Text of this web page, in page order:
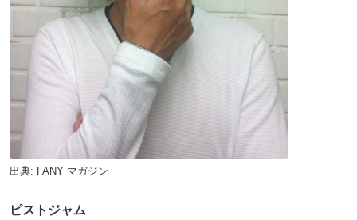
出典: FANY マガジン
ピストジャム